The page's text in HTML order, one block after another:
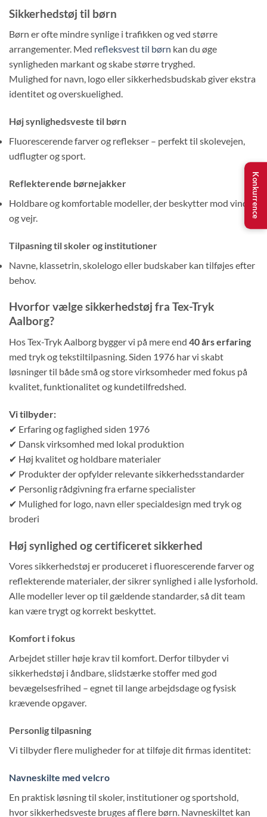
Sikkerhedstøj til børn
Børn er ofte mindre synlige i trafikken og ved større
arrangementer. Med refleksvest til børn kan du øge
synligheden markant og skabe større tryghed.
Mulighed for navn, logo eller sikkerhedsbudskab giver ekstra
identitet og overskuelighed.
Høj synlighedsveste til børn
Fluorescerende farver og reflekser – perfekt til skolevejen,
udflugter og sport.
Reflekterende børnejakker
Holdbare og komfortable modeller, der beskytter mod vind
og vejr.
Tilpasning til skoler og institutioner
Navne, klassetrin, skolelogo eller budskaber kan tilføjes efter
behov.
Hvorfor vælge sikkerhedstøj fra Tex-Tryk
Aalborg?
Hos Tex-Tryk Aalborg bygger vi på mere end 40 års erfaring
med tryk og tekstiltilpasning. Siden 1976 har vi skabt
løsninger til både små og store virksomheder med fokus på
kvalitet, funktionalitet og kundetilfredshed.
Vi tilbyder:
✔ Erfaring og faglighed siden 1976
✔ Dansk virksomhed med lokal produktion
✔ Høj kvalitet og holdbare materialer
✔ Produkter der opfylder relevante sikkerhedsstandarder
✔ Personlig rådgivning fra erfarne specialister
✔ Mulighed for logo, navn eller specialdesign med tryk og
broderi
Høj synlighed og certificeret sikkerhed
Vores sikkerhedstøj er produceret i fluorescerende farver og
reflekterende materialer, der sikrer synlighed i alle lysforhold.
Alle modeller lever op til gældende standarder, så dit team
kan være trygt og korrekt beskyttet.
Komfort i fokus
Arbejdet stiller høje krav til komfort. Derfor tilbyder vi
sikkerhedstøj i åndbare, slidstærke stoffer med god
bevægelsesfrihed – egnet til lange arbejdsdage og fysisk
krævende opgaver.
Personlig tilpasning
Vi tilbyder flere muligheder for at tilføje dit firmas identitet:
Navneskilte med velcro
En praktisk løsning til skoler, institutioner og sportshold,
hvor sikkerhedsveste bruges af flere børn. Navneskiltet kan
Konkurrence